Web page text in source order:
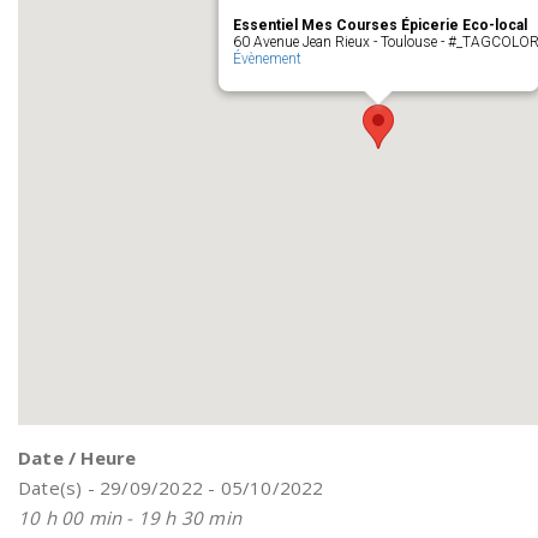
Essentiel Mes Courses Épicerie Eco-local
60 Avenue Jean Rieux - Toulouse - #_TAGCOLOR
Évènement
Date / Heure
Date(s) - 29/09/2022 - 05/10/2022
10 h 00 min - 19 h 30 min